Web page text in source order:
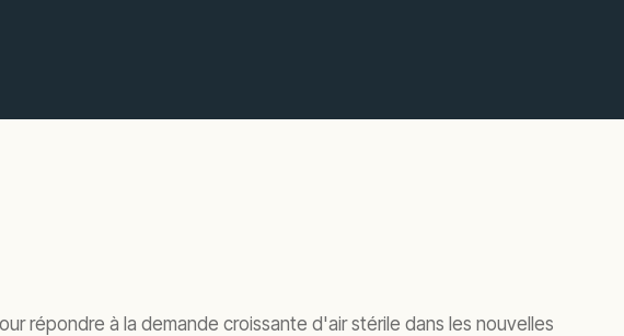
répondre à la demande croissante d'air stérile dans les nouvelles